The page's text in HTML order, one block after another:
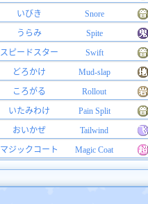
いびき
Snore
うらみ
Spite
スピードスター
Swift
どろかけ
Mud-slap
ころがる
Rollout
いたみわけ
Pain Split
おいかぜ
Tailwind
マジックコート Magic Coat